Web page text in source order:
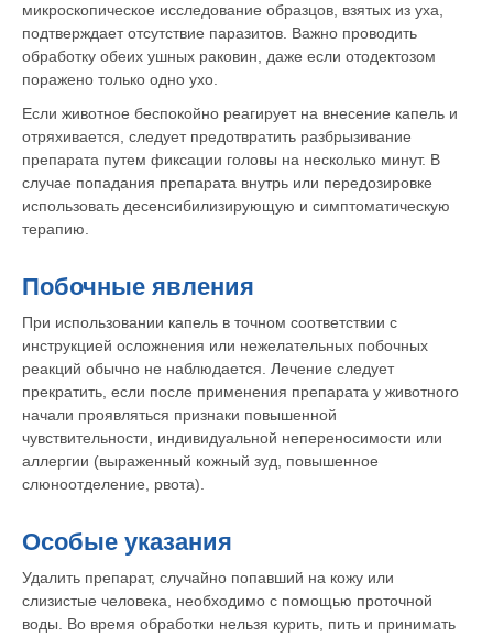
микроскопическое исследование образцов, взятых из уха,
подтверждает отсутствие паразитов. Важно проводить
обработку обеих ушных раковин, даже если отодектозом
поражено только одно ухо.
Если животное беспокойно реагирует на внесение капель и
отряхивается, следует предотвратить разбрызивание
препарата путем фиксации головы на несколько минут. В
случае попадания препарата внутрь или передозировке
использовать десенсибилизирующую и симптоматическую
терапию.
Побочные явления
При использовании капель в точном соответствии с
инструкцией осложнения или нежелательных побочных
реакций обычно не наблюдается. Лечение следует
прекратить, если после применения препарата у животного
начали проявляться признаки повышенной
чувствительности, индивидуальной непереносимости или
аллергии (выраженный кожный зуд, повышенное
слюноотделение, рвота).
Особые указания
Удалить препарат, случайно попавший на кожу или
слизистые человека, необходимо с помощью проточной
воды. Во время обработки нельзя курить, пить и принимать
© 2015—2026 ООО «Сытая Морда»
Данный сайт носит информационный характер и
не является публичной офертой.
Политика конфиденциальности
Согласие на обработку перс. данных
+7 (3452) 57-54-36Заказать звонок
Хотите у нас работать?
Заполнить анкету
Правила оказания ветеринарной помощи